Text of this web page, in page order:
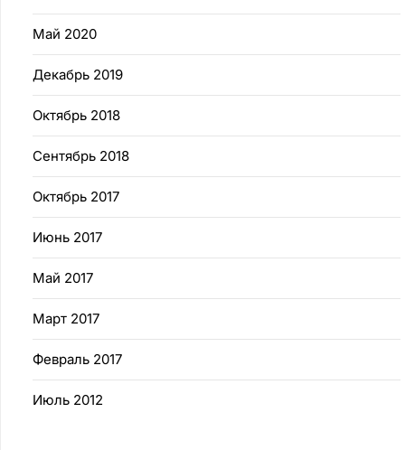
Май 2020
Декабрь 2019
Октябрь 2018
Сентябрь 2018
Октябрь 2017
Июнь 2017
Май 2017
Март 2017
Февраль 2017
Июль 2012